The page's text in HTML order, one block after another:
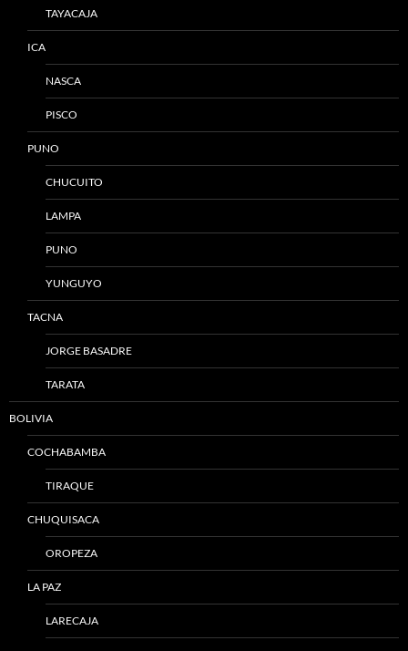
TAYACAJA
ICA
NASCA
PISCO
PUNO
CHUCUITO
LAMPA
PUNO
YUNGUYO
TACNA
JORGE BASADRE
TARATA
BOLIVIA
COCHABAMBA
TIRAQUE
CHUQUISACA
OROPEZA
LA PAZ
LARECAJA